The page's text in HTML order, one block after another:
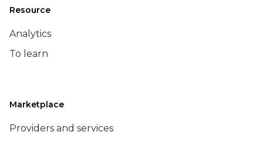
Resource
Analytics
To learn
Marketplace
Providers and services